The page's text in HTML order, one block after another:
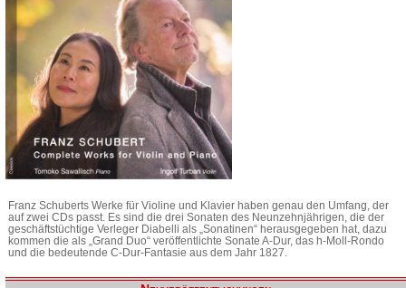
Franz Schuberts Werke für Violine und Klavier haben genau den Umfang, der
auf zwei CDs passt. Es sind die drei Sonaten des Neunzehnjährigen, die der
geschäftstüchtige Verleger Diabelli als „Sonatinen“ herausgegeben hat, dazu
kommen die als „Grand Duo“ veröffentlichte Sonate A-Dur, das h-Moll-Rondo
und die bedeutende C-Dur-Fantasie aus dem Jahr 1827.